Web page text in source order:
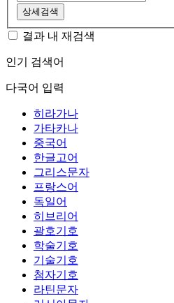
상세검색
결과 내 재검색
인기 검색어
다국어 입력
히라가나
가타카나
중국어
한글고어
그리스문자
프랑스어
독일어
히브리어
괄호기호
학술기호
기술기호
첨자기호
라틴문자